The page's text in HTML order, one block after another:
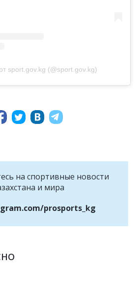
sport.gov.kg (@sport.gov.kg)
на cпортивные новости
и мира
prosports_kg